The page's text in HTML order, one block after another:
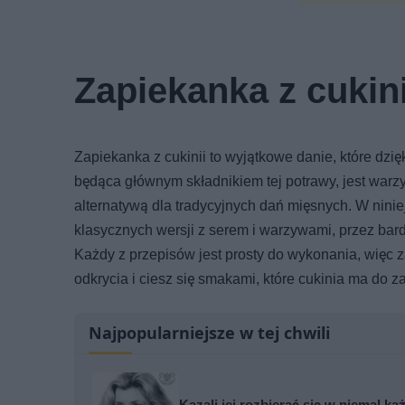
Zapiekanka z
Zapiekanka z cukinii to wyjątkowe danie, które
będąca głównym składnikiem tej potrawy, jest
alternatywą dla tradycyjnych dań mięsnych. W
klasycznych wersji z serem i warzywami, przez
Każdy z przepisów jest prosty do wykonania, więc
odkrycia i ciesz się smakami, które cukinia ma do
Najpopularniejsze w tej chwili